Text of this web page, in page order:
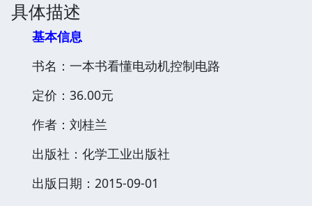
具体描述
基本信息
书名：一本书看懂电动机控制电路
定价：36.00元
作者：刘桂兰
出版社：化学工业出版社
出版日期：2015-09-01